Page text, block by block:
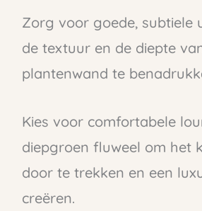
Zorg voor goede, subtiele
de textuur en de diepte
plantenwand te
Kies voor comfortabele
diepgroen fluweel om het
door te trekken en een
creëren.